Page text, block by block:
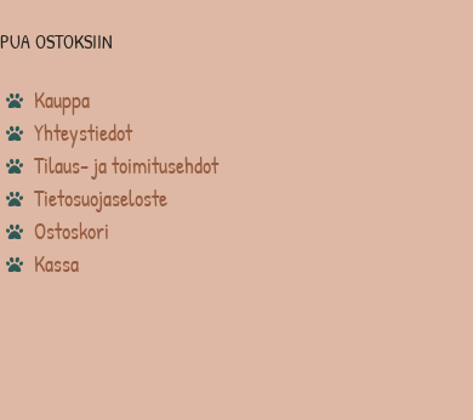
OSTOKSIIN
Kauppa
Yhteystiedot
Tilaus- ja toimitusehdot
Tietosuojaseloste
Ostoskori
Kassa